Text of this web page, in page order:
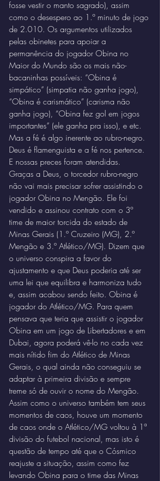
fosse vestir o manto sagrado), assim
como o desespero ao 1.º minuto de jogo
de 2.010. Os argumentos utilizados
pelas obinetes para apoiar a
permanência do jogador Obina no
Maior do Mundo são os mais não-
bacaninhas possíveis: “Obina é
simpático” (simpatia não ganha jogo),
“Obina é carismático” (carisma não
ganha jogo), “Obina fez gol em jogos
importantes” (ele ganha pra isso), e etc.
Mas a fé é algo inerente ao rubro-negro.
Deus é flamenguista e a fé nos pertence.
E nossas preces foram atendidas.
Graças a Deus, o torcedor rubro-negro
não vai mais precisar sofrer assistindo o
jogador Obina no Mengão. Ele foi
vendido e assinou contrato com o 3º
time de maior torcida do estado de
Minas Gerais (1.º Cruzeiro (MG), 2.º
Mengão e 3.º Atlético/MG). Dizem que
o universo conspira a favor do
ajustamento e que Deus poderia até ser
uma lei que equilibra e harmoniza tudo
e, assim acabou sendo feito. Obina é
jogador do Atlético/MG. Para quem
pensava que teria que assistir o jogador
Obina em um jogo de Libertadores e em
Dubai, agora poderá vê-lo no cada vez
mais nítido fim do Atlético de Minas
Gerais, o qual ainda não conseguiu se
adaptar à primeira divisão e sempre
treme só de ouvir o nome do Mengão.
Assim como o universo também tem seus
momentos de caos, houve um momento
de caos onde o Atlético/MG voltou à 1ª
divisão do futebol nacional, mas isto é
questão de tempo até que o Cósmico
reajuste a situação, assim como fez
levando Obina para o time das Minas